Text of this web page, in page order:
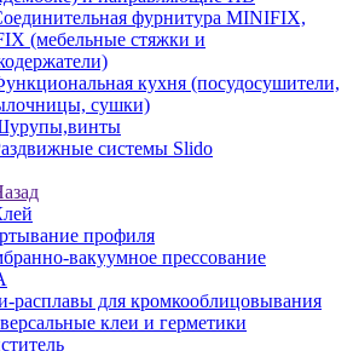
фурнитура MINIFIX,
(мебельные стяжки и
кухня (посудосушители,
сушки)
системы Slido
профиля
вакуумное прессование
расплавы для кромкооблицовывания
клеи и герметики